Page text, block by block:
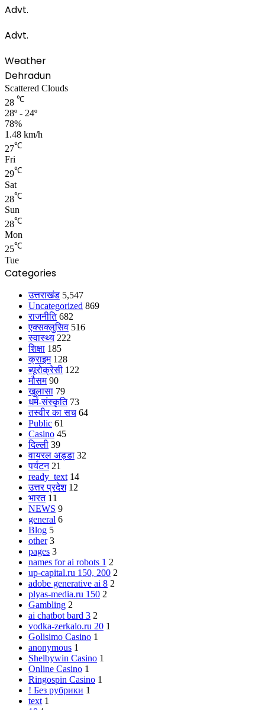
Advt.
Advt.
Weather
Dehradun
Scattered Clouds
28 ℃
28º - 24º
78%
1.48 km/h
27℃
Fri
29℃
Sat
28℃
Sun
28℃
Mon
25℃
Tue
Categories
उत्तराखंड 5,547
Uncategorized 869
राजनीति 682
एक्सक्लुसिव 516
स्वास्थ्य 222
शिक्षा 185
क्राइम 128
ब्यूरोक्रेसी 122
मौसम 90
खुलासा 79
धर्म-संस्कृति 73
तस्वीर का सच 64
Public 61
Casino 45
दिल्ली 39
वायरल अड्डा 32
पर्यटन 21
ready_text 14
उत्तर प्रदेश 12
भारत 11
NEWS 9
general 6
Blog 5
other 3
pages 3
names for ai robots 1 2
up-capital.ru 150, 200 2
adobe generative ai 8 2
plyas-media.ru 150 2
Gambling 2
ai chatbot bard 3 2
vodka-zerkalo.ru 20 1
Golisimo Casino 1
anonymous 1
Shelbywin Casino 1
Online Casino 1
Ringospin Casino 1
! Без рубрики 1
text 1